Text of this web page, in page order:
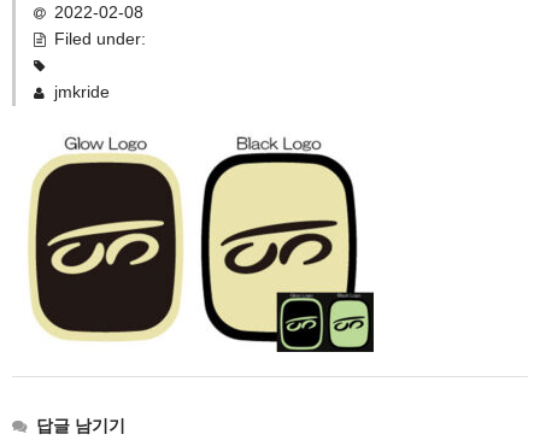
안전에 대한 안내
구입 방법
2022-02-08
Filed under:
jmkride
답글 남기기